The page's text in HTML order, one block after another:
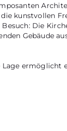
kunstvollen
Die
Gebäude
ermöglicht